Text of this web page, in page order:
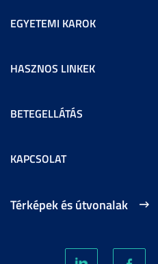
EGYETEMI KAROK
HASZNOS LINKEK
BETEGELLÁTÁS
KAPCSOLAT
Térképek és útvonalak